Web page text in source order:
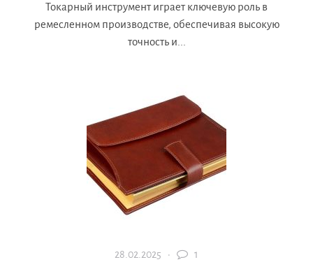
Токарный инструмент играет ключевую роль в
ремесленном производстве, обеспечивая высокую
точность и...
28.02.2025 · 1